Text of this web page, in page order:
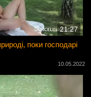
21:27
поки господарі
10.05.2022